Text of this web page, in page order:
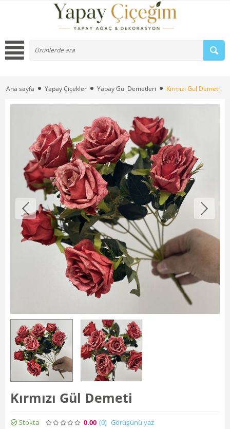
Ana sayfa Yapay Çiçekler Yapay Gül Demetleri Kırmızı Gül Demeti
Kırmızı Gül Demeti
Stokta 0.00 (0) Görüşünü yaz